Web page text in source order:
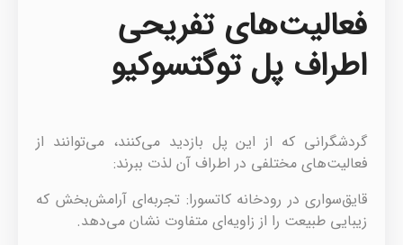
فعالیت‌های تفریحی
اطراف پل توگتسوکیو
گردشگرانی که از این پل بازدید می‌کنند، می‌توانند از
فعالیت‌های مختلفی در اطراف آن لذت ببرند:
قایق‌سواری در رودخانه کاتسورا: تجربه‌ای آرامش‌بخش که
زیبایی طبیعت را از زاویه‌ای متفاوت نشان می‌دهد.